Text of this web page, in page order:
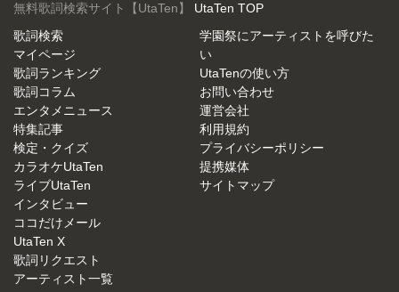
無料歌詞検索サイト【UtaTen】 UtaTen TOP
歌詞検索
マイページ
歌詞ランキング
歌詞コラム
エンタメニュース
特集記事
検定・クイズ
カラオケUtaTen
ライブUtaTen
インタビュー
ココだけメール
UtaTen X
歌詞リクエスト
アーティスト一覧
学園祭にアーティストを呼びた
い
UtaTenの使い方
お問い合わせ
運営会社
利用規約
プライバシーポリシー
提携媒体
サイトマップ